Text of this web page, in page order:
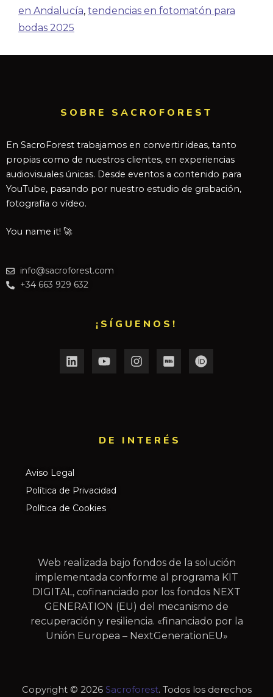
en Andalucía, tendencias en fotomatón para
bodas 2025
SOBRE SACROFOREST
En SacroForest trabajamos en convertir ideas, tanto
propias como de nuestros clientes, en experiencias
audiovisuales únicas. Desde eventos a contenido para
YouTube, pasando por nuestro estudio de grabación,
fotografía o vídeo.
You name it! 🚀
info@sacroforest.com
+34 663 929 632
¡SÍGUENOS!
DE INTERÉS​
Aviso Legal
Política de Privacidad
Política de Cookies
Web realizada bajo fondos de la solución
implementada conforme al programa KIT
DIGITAL, cofinanciado por los fondos NEXT
GENERATION (EU) del mecanismo de
recuperación y resiliencia. «financiado por la
Unión Europea – NextGenerationEU»
Copyright © 2026 Sacroforest. Todos los derechos